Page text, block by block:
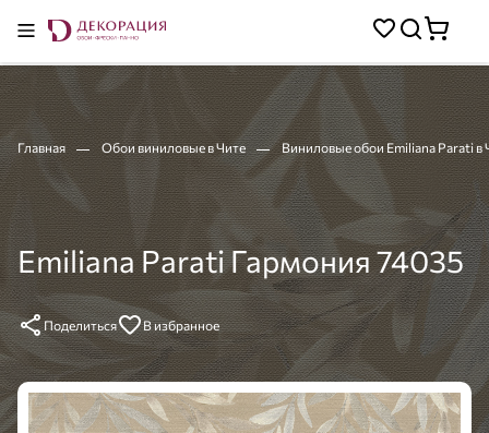
Главная Обои виниловые в Чите Виниловые обои Emiliana Parati в
Emiliana Parati Гармония 74035
Поделиться В избранное